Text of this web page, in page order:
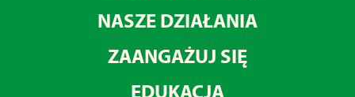
NASZE DZIAŁANIA
ZAANGAŻUJ SIĘ
EDUKACJA